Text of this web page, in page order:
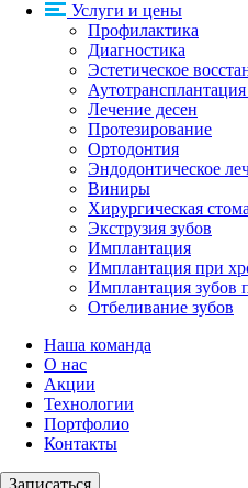
Услуги и цены
Профилактика
Диагностика
Эстетическое
Аутотрансплантация
Лечение десен
Протезирование
Ортодонтия
Эндодонтическое
Виниры
Хирургическая
Экструзия зубов
Имплантация
Имплантация при
Имплантация зубов
Отбеливание зубов
Наша команда
О нас
Акции
Технологии
Портфолио
Контакты
Записаться